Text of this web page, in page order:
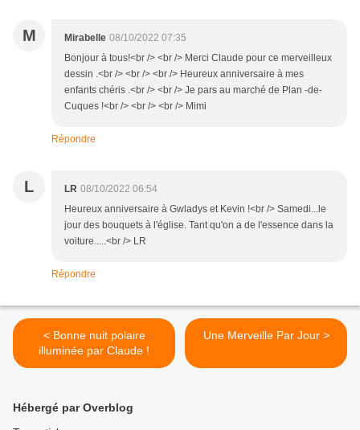
M Mirabelle 08/10/2022 07:35
Bonjour à tous!<br /> <br /> Merci Claude pour ce merveilleux
dessin .<br /> <br /> <br /> Heureux anniversaire à mes
enfants chéris .<br /> <br /> Je pars au marché de Plan -de-
Cuques !<br /> <br /> <br /> Mimi
Répondre
L LR 08/10/2022 06:54
Heureux anniversaire à Gwladys et Kevin !<br /> Samedi...le
jour des bouquets à l'église. Tant qu'on a de l'essence dans la
voiture.....<br /> LR
Répondre
< Bonne nuit polaire
illuminée par Claude !
Une Merveille Par Jour >
Hébergé par Overblog